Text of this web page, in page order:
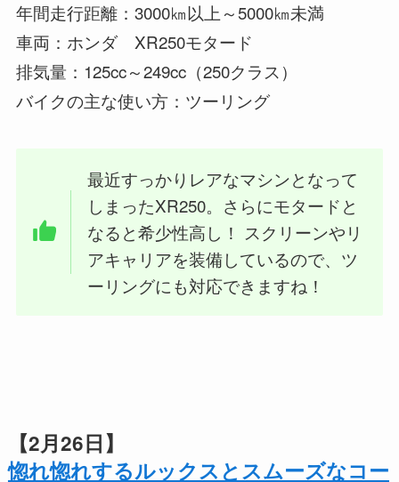
年間走行距離：3000㎞以上～5000㎞未満
車両：ホンダ XR250モタード
排気量：125cc～249cc（250クラス）
バイクの主な使い方：ツーリング
最近すっかりレアなマシンとなって
しまったXR250。さらにモタードと
なると希少性高し！ スクリーンやリ
アキャリアを装備しているので、ツ
ーリングにも対応できますね！
【2月26日】
惚れ惚れするルックスとスムーズなコー